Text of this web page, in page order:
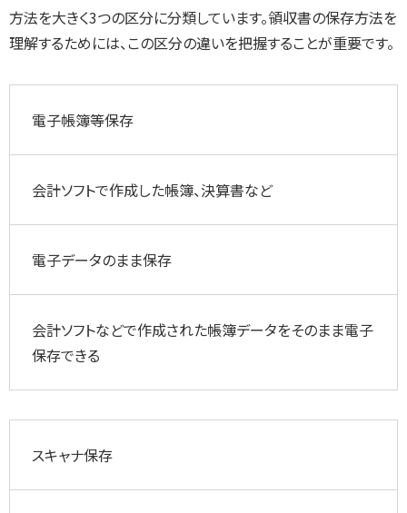
方法を大きく3つの区分に分類しています。領収書の保存方法を
理解するためには、この区分の違いを把握することが重要です。
電子帳簿等保存
会計ソフトで作成した帳簿、決算書など
電子データのまま保存
会計ソフトなどで作成された帳簿データをそのまま電子
保存できる
スキャナ保存